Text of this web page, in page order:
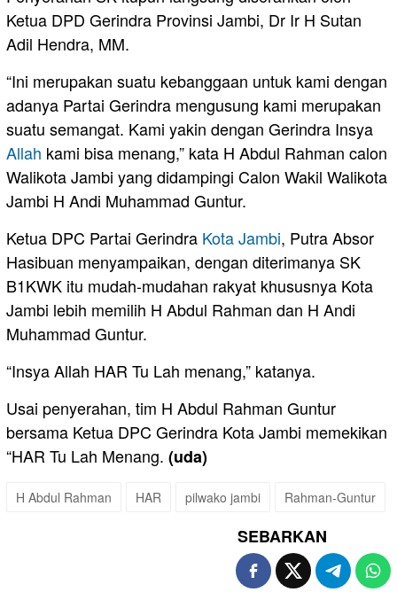
Ketua DPD Gerindra Provinsi Jambi, Dr Ir H Sutan
Adil Hendra, MM.
“Ini merupakan suatu kebanggaan untuk kami dengan
adanya Partai Gerindra mengusung kami merupakan
suatu semangat. Kami yakin dengan Gerindra Insya
Allah kami bisa menang,” kata H Abdul Rahman calon
Walikota Jambi yang didampingi Calon Wakil Walikota
Jambi H Andi Muhammad Guntur.
Ketua DPC Partai Gerindra Kota Jambi, Putra Absor
Hasibuan menyampaikan, dengan diterimanya SK
B1KWK itu mudah-mudahan rakyat khususnya Kota
Jambi lebih memilih H Abdul Rahman dan H Andi
Muhammad Guntur.
“Insya Allah HAR Tu Lah menang,” katanya.
Usai penyerahan, tim H Abdul Rahman Guntur
bersama Ketua DPC Gerindra Kota Jambi memekikan
“HAR Tu Lah Menang. (uda)
H Abdul Rahman HAR pilwako jambi Rahman-Guntur
SEBARKAN